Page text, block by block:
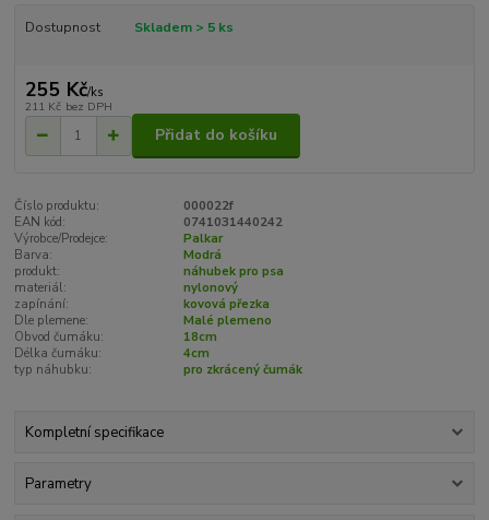
Dostupnost Skladem > 5 ks
255 Kč/ks
211 Kč bez DPH
Přidat do košíku
Číslo produktu:
000022f
EAN kód:
0741031440242
Výrobce/Prodejce:
Palkar
Barva:
Modrá
produkt:
náhubek pro psa
materiál:
nylonový
zapínání:
kovová přezka
Dle plemene:
Malé plemeno
Obvod čumáku:
18cm
Délka čumáku:
4cm
typ náhubku:
pro zkrácený čumák
Kompletní specifikace
Parametry